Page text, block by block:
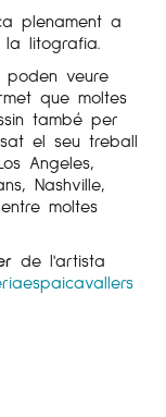
plenament a
litografia.
poden veure
que moltes
també per
el seu treball
Angeles,
Nashville,
moltes
de l'artista